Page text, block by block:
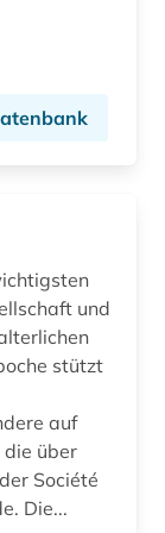
und
stützt
auf
die über
Société
Die...